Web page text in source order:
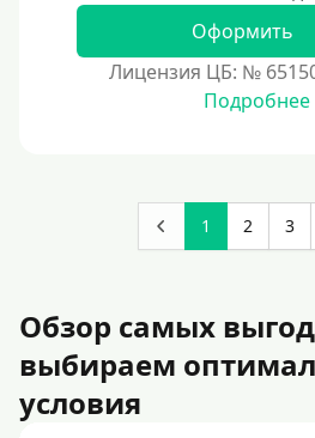
Оформить
Лицензия ЦБ: №
Подробнее
1 2 3
Обзор самых
выбираем
условия